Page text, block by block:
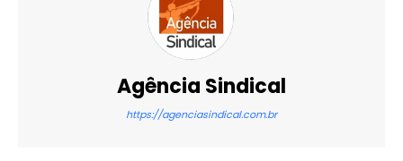
Agência Sindical
https://agenciasindical.com.br